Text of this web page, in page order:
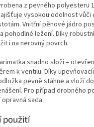
z pevného polyesteru
vysokou odolnost vůči
Vnitřní pěnové jádro
pohodlné ležení. Díky
i na nerovný povrch.
snadno složí –
k ventilu. Díky
pevně stáhne a vloží
Pro případ drobného
sada.
použití